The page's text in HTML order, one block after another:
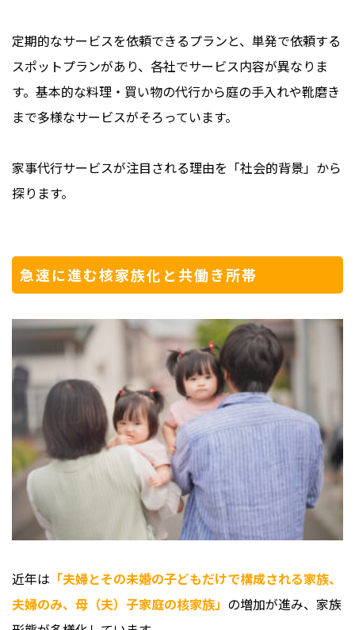
定期的なサービスを依頼できるプランと、単発で依頼する
スポットプランがあり、各社でサービス内容が異なりま
す。基本的な料理・買い物の代行から庭の手入れや靴磨き
まで多様なサービスがそろっています。
家事代行サービスが注目される理由を「社会的背景」から
探ります。
急速に進む核家族化と共働き所帯
近年は 「夫婦とその未婚の子どもだけで構成される家族、
夫婦のみ、母（夫）子家庭の核家族」 の増加が進み、家族